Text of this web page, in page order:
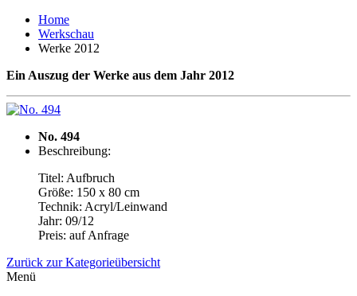
Home
Werkschau
Werke 2012
Ein Auszug der Werke aus dem Jahr 2012
No. 494
Beschreibung:
Titel: Aufbruch
Größe: 150 x 80 cm
Technik: Acryl/Leinwand
Jahr: 09/12
Preis: auf Anfrage
Zurück zur Kategorieübersicht
Menü